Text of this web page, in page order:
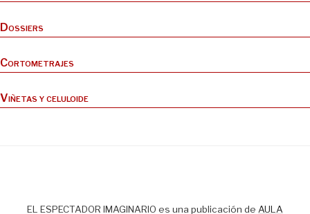
Dossiers
Cortometrajes
Viñetas y celuloide
EL ESPECTADOR IMAGINARIO es una publicación de AULA